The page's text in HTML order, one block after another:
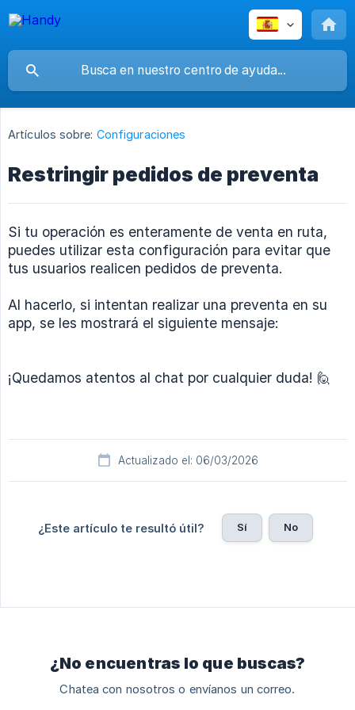
Artículos sobre: Configuraciones
Restringir pedidos de preventa
Si tu operación es enteramente de venta en ruta,
puedes utilizar esta configuración para evitar que
tus usuarios realicen pedidos de preventa.
Al hacerlo, si intentan realizar una preventa en su
app, se les mostrará el siguiente mensaje:
¡Quedamos atentos al chat por cualquier duda! 🙋
Actualizado el: 06/03/2026
¿Este artículo te resultó útil? Sí No
¿No encuentras lo que buscas?
Chatea con nosotros o envíanos un correo.